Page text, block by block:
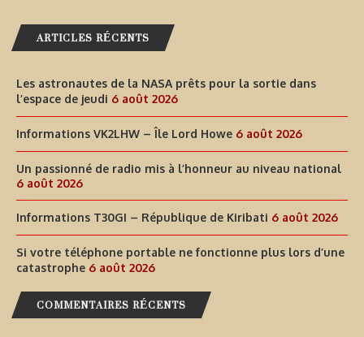
ARTICLES RÉCENTS
Les astronautes de la NASA prêts pour la sortie dans
l’espace de jeudi 6 août 2026
Informations VK2LHW – Île Lord Howe 6 août 2026
Un passionné de radio mis à l’honneur au niveau national
6 août 2026
Informations T30GI – République de Kiribati 6 août 2026
Si votre téléphone portable ne fonctionne plus lors d’une
catastrophe 6 août 2026
COMMENTAIRES RÉCENTS